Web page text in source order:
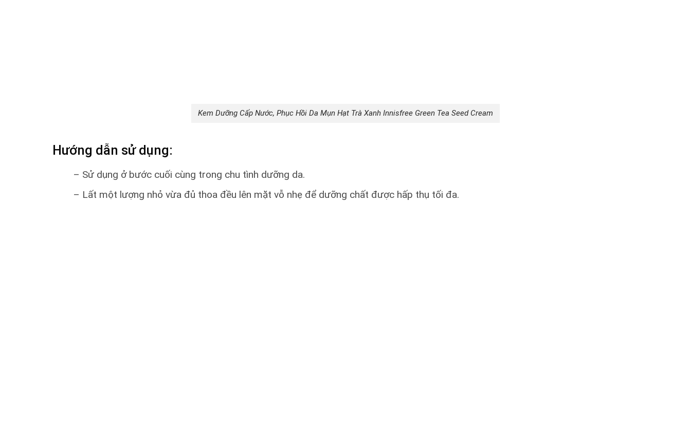
Kem Dưỡng Cấp Nước, Phục Hồi Da Mụn Hạt Trà Xanh Innisfree Green Tea Seed Cream
Hướng dẫn sử dụng:
– Sử dụng ở bước cuối cùng trong chu tình dưỡng da.
– Lất một lượng nhỏ vừa đủ thoa đều lên mặt vỗ nhẹ để dưỡng chất được hấp thụ tối đa.